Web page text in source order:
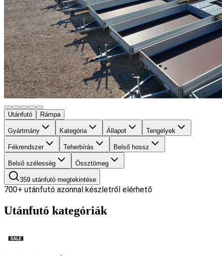
Utánfutó Rámpa
Gyártmány Kategória Állapot Tengelyek
Fékrendszer Teherbírás Belső hossz
Belső szélesség Össztömeg
359 utánfutó megtekintése
700+ utánfutó azonnal készletről elérhető
Utánfutó kategóriák